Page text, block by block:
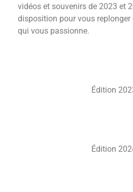
vidéos et souvenirs de 2023 et
disposition pour vous replonger
qui vous passionne.
Édition
Édition